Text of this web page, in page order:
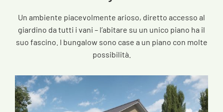
Un ambiente piacevolmente arioso, diretto accesso al
giardino da tutti i vani – l’abitare su un unico piano ha il
suo fascino. I bungalow sono case a un piano con molte
possibilità.